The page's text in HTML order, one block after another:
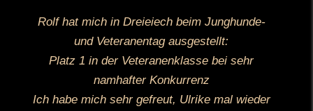
Rolf hat mich in Dreieiech beim Junghunde-
und Veteranentag ausgestellt:
Platz 1 in der Veteranenklasse bei sehr
namhafter Konkurrenz
Ich habe mich sehr gefreut, Ulrike mal wieder